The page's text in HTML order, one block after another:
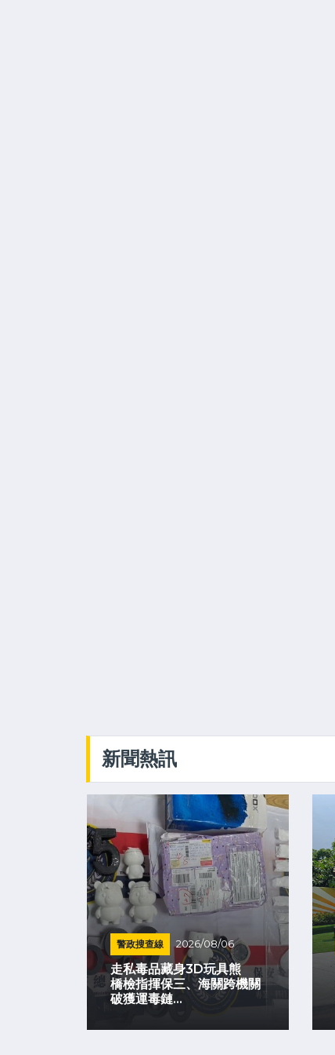
新聞熱訊
警政搜查線 2026/08/06
走私毒品藏身3D玩具熊
橋檢指揮保三、海關跨機關
破獲運毒鏈...